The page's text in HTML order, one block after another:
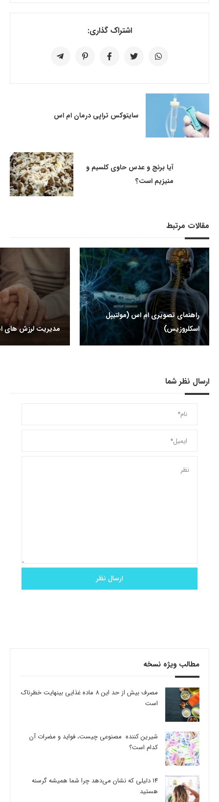
اشتراک گذاری:
سایتوکس تراپی درمان ام اس
آیا برنج و عدس حاوی کلسیم و
منیزیم است؟
مقالات مرتبط
راهنمای تصویری ام اس (مولتیپل
اسکلروزیس)
مدیریت لرزش های
ارسال نظر شما
مطالب ویژه نسخه
مصرف بیش از حد این 8 ماده غذایی بینهایت خطرناک
است
شیرین کننده مصنوعی چیست، فواید و مضرات آن
کدام است؟
14 دلیلی که نشان می‌دهد چرا شما همیشه گرسنه
هستید